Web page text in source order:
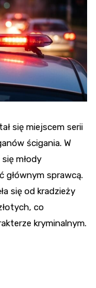
się miejscem serii
ścigania. W
młody
głównym sprawcą.
się od kradzieży
co
kryminalnym.